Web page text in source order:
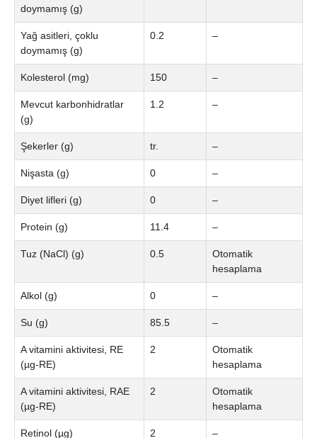
doymamış (g)
Yağ asitleri, çoklu
doymamış (g)
0.2 –
Kolesterol (mg) 150 –
Mevcut karbonhidratlar
(g)
1.2 –
Şekerler (g) tr. –
Nişasta (g) 0 –
Diyet lifleri (g) 0 –
Protein (g) 11.4 –
Tuz (NaCl) (g) 0.5
Otomatik
hesaplama
Alkol (g) 0 –
Su (g) 85.5 –
A vitamini aktivitesi, RE
(µg-RE)
2
Otomatik
hesaplama
A vitamini aktivitesi, RAE
(µg-RE)
2
Otomatik
hesaplama
Retinol (µg) 2 –